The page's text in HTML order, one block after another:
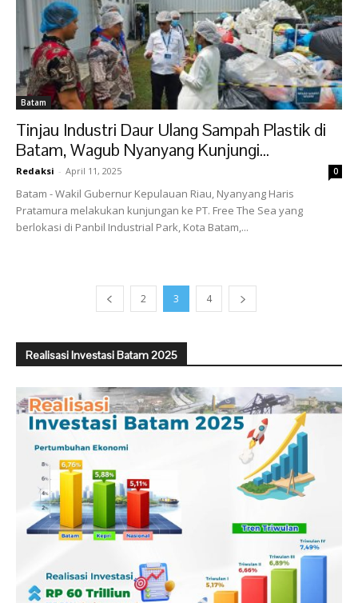
Batam
Tinjau Industri Daur Ulang Sampah Plastik di
Batam, Wagub Nyanyang Kunjungi...
Redaksi - April 11, 2025 0
Batam - Wakil Gubernur Kepulauan Riau, Nyanyang Haris
Pratamura melakukan kunjungan ke PT. Free The Sea yang
berlokasi di Panbil Industrial Park, Kota Batam,...
2 3 4
Realisasi Investasi Batam 2025